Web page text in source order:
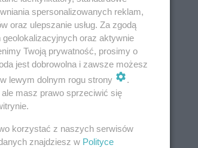
spersonalizowanych reklam,
oraz ulepszanie usług. Za zgodą
oraz aktywnie
Twoją prywatność, prosimy o
jest dobrowolna i zawsze możesz
lewym dolnym rogu strony
.
masz prawo sprzeciwić się
korzystać z naszych serwisów
znajdziesz w Polityce